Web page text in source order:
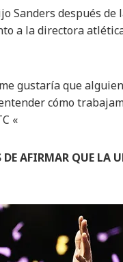
Sanders después
a la directora
gustaría que
cómo
«
AFIRMAR QUE LA